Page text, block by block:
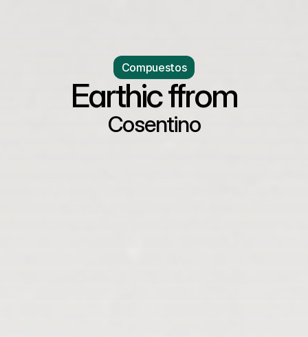
Compuestos
Earthic ffrom
Cosentino